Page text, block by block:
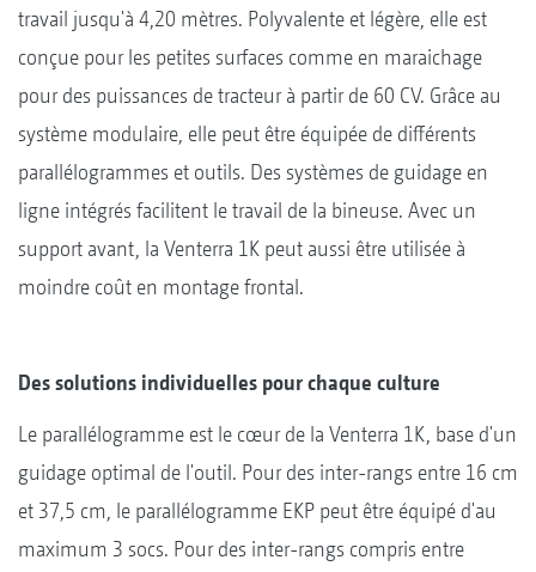
travail jusqu'à 4,20 mètres. Polyvalente et légère, elle est
conçue pour les petites surfaces comme en maraichage
pour des puissances de tracteur à partir de 60 CV. Grâce au
système modulaire, elle peut être équipée de différents
parallélogrammes et outils. Des systèmes de guidage en
ligne intégrés facilitent le travail de la bineuse. Avec un
support avant, la Venterra 1K peut aussi être utilisée à
moindre coût en montage frontal.
Des solutions individuelles pour chaque culture
Le parallélogramme est le cœur de la Venterra 1K, base d'un
guidage optimal de l'outil. Pour des inter-rangs entre 16 cm
et 37,5 cm, le parallélogramme EKP peut être équipé d'au
maximum 3 socs. Pour des inter-rangs compris entre